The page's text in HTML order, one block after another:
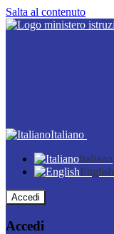
Salta al contenuto
Italiano
Italiano
English
Accedi
Accedi